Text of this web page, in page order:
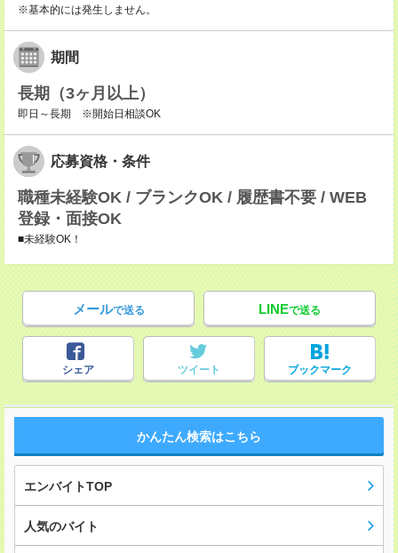
※基本的には発生しません。
期間
長期（3ヶ月以上）
即日～長期 ※開始日相談OK
応募資格・条件
職種未経験OK / ブランクOK / 履歴書不要 / WEB
登録・面接OK
■未経験OK！
メールで送る LINEで送る
シェア ツイート ブックマーク
かんたん検索はこちら
エンバイトTOP
人気のバイト